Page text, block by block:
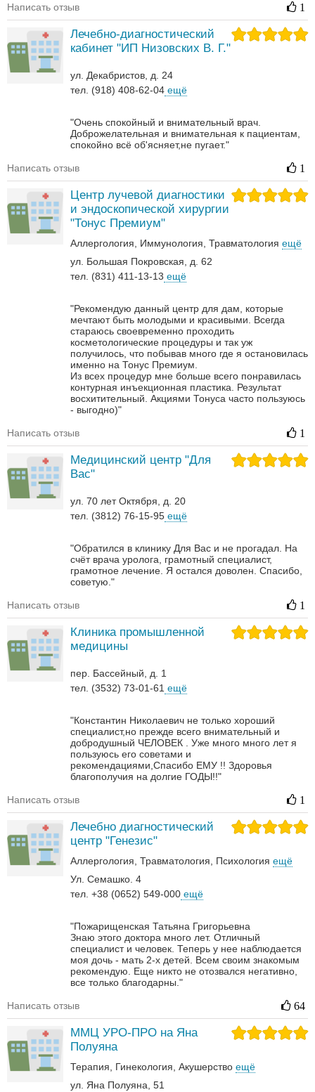
Написать отзыв 1
Лечебно-диагностический
кабинет "ИП Низовских В. Г."
ул. Декабристов, д. 24
тел. (918) 408-62-04 ещё
"Очень спокойный и внимательный врач.
Доброжелательная и внимательная к пациентам,
спокойно всё об'ясняет,не пугает."
Написать отзыв 1
Центр лучевой диагностики
и эндоскопической хирургии
"Тонус Премиум"
Аллергология Иммунология Травматология ещё
ул. Большая Покровская, д. 62
тел. (831) 411-13-13 ещё
"Рекомендую данный центр для дам, которые
мечтают быть молодыми и красивыми. Всегда
стараюсь своевременно проходить
косметологические процедуры и так уж
получилось, что побывав много где я остановилась
именно на Тонус Премиум.
Из всех процедур мне больше всего понравилась
контурная инъекционная пластика. Результат
восхитительный. Акциями Тонуса часто пользуюсь
- выгодно)"
Написать отзыв 1
Медицинский центр "Для
Вас"
ул. 70 лет Октября, д. 20
тел. (3812) 76-15-95 ещё
"Обратился в клинику Для Вас и не прогадал. На
счёт врача уролога, грамотный специалист,
грамотное лечение. Я остался доволен. Спасибо,
советую."
Написать отзыв 1
Клиника промышленной
медицины
пер. Бассейный, д. 1
тел. (3532) 73-01-61 ещё
"Константин Николаевич не только хороший
специалист,но прежде всего внимательный и
добродушный ЧЕЛОВЕК . Уже много много лет я
пользуюсь его советами и
рекомендациями,Спасибо ЕМУ !! Здоровья
благополучия на долгие ГОДЫ!!"
Написать отзыв 1
Лечебно диагностический
центр "Генезис"
Аллергология Травматология Психология ещё
Ул. Семашко. 4
тел. +38 (0652) 549-000 ещё
"Пожарищенская Татьяна Григорьевна
Знаю этого доктора много лет. Отличный
специалист и человек. Теперь у нее наблюдается
моя дочь - мать 2-х детей. Всем своим знакомым
рекомендую. Еще никто не отозвался негативно,
все только благодарны."
Написать отзыв 64
ММЦ УРО-ПРО на Яна
Полуяна
Терапия Гинекология Акушерство ещё
ул. Яна Полуяна, 51